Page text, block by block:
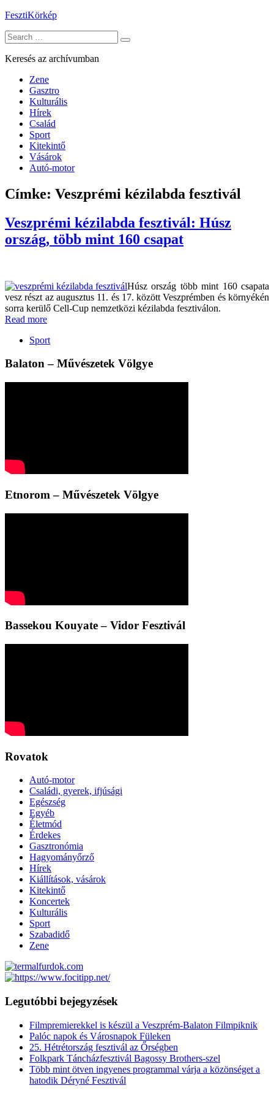
Skip
content
FesztiKörkép
Search
for:
Keresés az archívumban
Zene
Gasztro
Kulturális
Hírek
Család
Sport
Kitekintő
Vásárok
Autó-motor
Címke: Veszprémi kézilabda fesztivál
Veszprémi kézilabda fesztivál: Húsz
ország, több mint 160 csapat
Húsz ország több mint 160 csapata
vesz részt az augusztus 11. és 17. között Veszprémben és környékén
sorra kerülő Cell-Cup nemzetközi kézilabda fesztiválon.
Read more
Sport
Balaton – Művészetek Völgye
Etnorom – Művészetek Völgye
Bassekou Kouyate – Vidor Fesztivál
Rovatok
Autó-motor
Családi, gyerek, ifjúsági
Egészség
Egyéb
Életmód
Érdekes
Gasztronómia
Hagyományőrző
Hírek
Kiállítások, vásárok
Kitekintő
Koncertek
Kulturális
Sport
Szabadidő
Zene
Legutóbbi bejegyzések
Filmpremierekkel is készül a Veszprém-Balaton Filmpiknik
Palóc napok és Városnapok Füleken
25. Hétrétország fesztivál az Őrségben
Folkpark Táncházfesztivál Bagossy Brothers-szel
Több mint ötven ingyenes programmal várja a közönséget a
hatodik Déryné Fesztivál